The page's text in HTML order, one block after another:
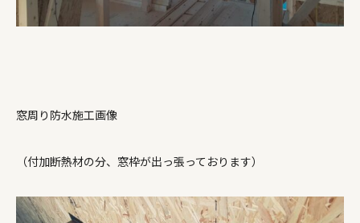
窓周り防水施工画像
（付加断熱材の分、窓枠が出っ張っております）